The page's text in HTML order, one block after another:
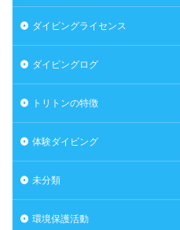
ダイビングライセンス
ダイビングログ
トリトンの特徴
体験ダイビング
未分類
環境保護活動